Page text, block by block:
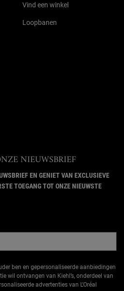
Vind een winkel
Loopbanen
NIEUWSBRIEF
EN GENIET VAN EXCLUSIEVE
TOEGANG TOT ONZE NIEUWSTE
ben en gepersonaliseerde aanbiedingen
wil ontvangen van Kiehl’s, onderdeel van
advertenties van L’Oréal